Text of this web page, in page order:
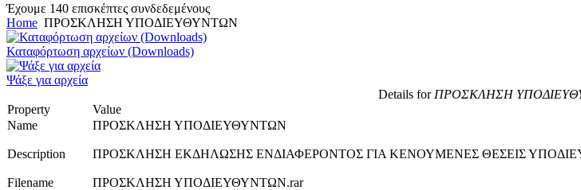
Έχουμε 140 επισκέπτες συνδεδεμένους
Home ΠΡΟΣΚΛΗΣΗ ΥΠΟΔΙΕΥΘΥΝΤΩΝ
Καταφόρτωση αρχείων (Downloads)
Ψάξε για αρχεία
Details forΠΡΟΣΚΛΗΣΗ
Property
Value
Name
ΠΡΟΣΚΛΗΣΗ ΥΠΟΔΙΕΥΘΥΝΤΩΝ
Description ΠΡΟΣΚΛΗΣΗ ΕΚΔΗΛΩΣΗΣ ΕΝΔΙΑΦΕΡΟΝΤΟΣ ΓΙΑ ΚΕΝΟΥΜΕΝΕΣ ΘΕΣΕΙΣ
Filename
ΠΡΟΣΚΛΗΣΗ ΥΠΟΔΙΕΥΘΥΝΤΩΝ.rar